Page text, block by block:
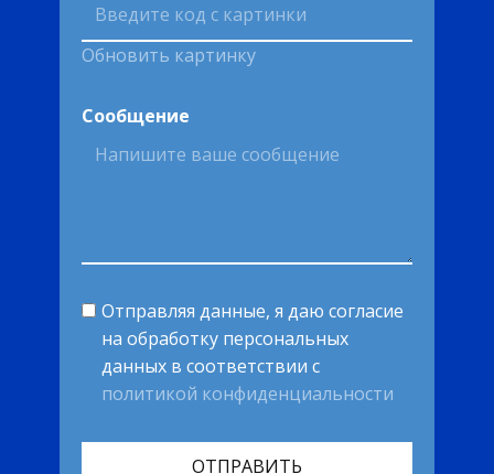
Обновить картинку
Сообщение
Отправляя данные, я даю согласие
на обработку персональных
данных в соответствии с
политикой конфиденциальности
ОТПРАВИТЬ